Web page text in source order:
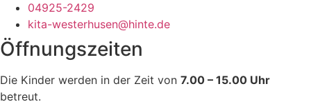
04925-2429
kita-westerhusen@hinte.de
Öffnungszeiten
Die Kinder werden in der Zeit von 7.00 – 15.00 Uhr
betreut.